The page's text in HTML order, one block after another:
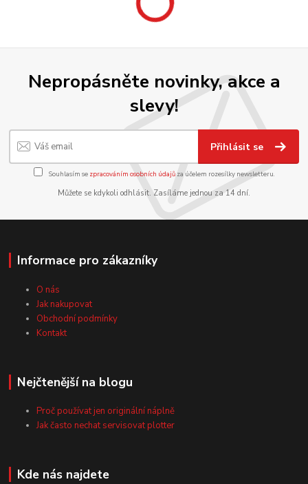
Nepropásněte novinky, akce a
slevy!
Přihlásit se
Souhlasím se zpracováním osobních údajůza účelem rozesílky newsletteru.
Můžete se kdykoli odhlásit. Zasíláme jednou za 14 dní.
Informace pro zákazníky
O nás
Jak nakupovat
Obchodní podmínky
Kontakt
Nejčtenější na blogu
Proč používat jen originální náplně
Jak často nechat servisovat plotter
Kde nás najdete